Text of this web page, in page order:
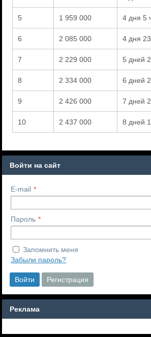
5 1 959 000 4 дня 5
6 2 085 000 4 дня
7 2 229 000 5 дней
8 2 334 000 6 дней
9 2 426 000 7 дней
10 2 437 000 8 дней
Войти на сайт
E-mail
Пароль
Запомнить меня
Забыли пароль?
Войти Регистрация
Реклама